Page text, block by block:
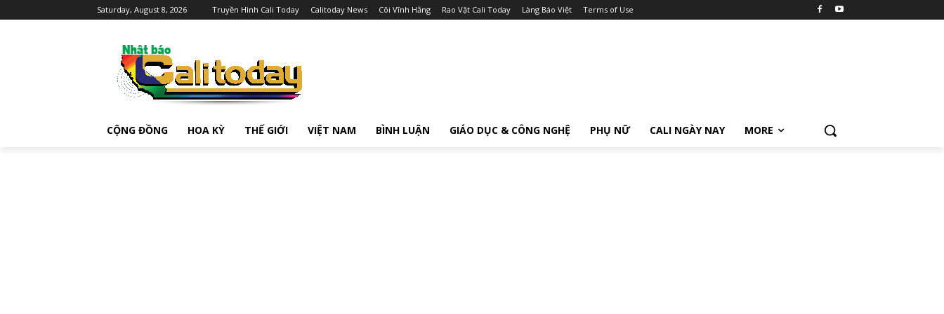
Saturday, August 8, 2026 Truyền Hình Cali Today Calitoday News Cõi Vĩnh Hằng Rao Vặt Cali Today Làng Báo Việt Terms of Use
CỘNG ĐỒNG HOA KỲ THẾ GIỚI VIỆT NAM BÌNH LUẬN GIÁO DỤC & CÔNG NGHỆ PHỤ NỮ CALI NGÀY NAY MORE